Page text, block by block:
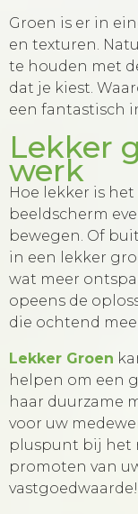
Groen is er in
en texturen.
te houden met
dat je kiest.
een fantastisch
Lekker
werk
Hoe lekker is
beeldscherm
bewegen. Of
in een lekker
wat meer
opeens de
die ochtend
Lekker Groen
helpen om een
haar duurzame
voor uw
pluspunt bij het
promoten van
vastgoedwaarde!